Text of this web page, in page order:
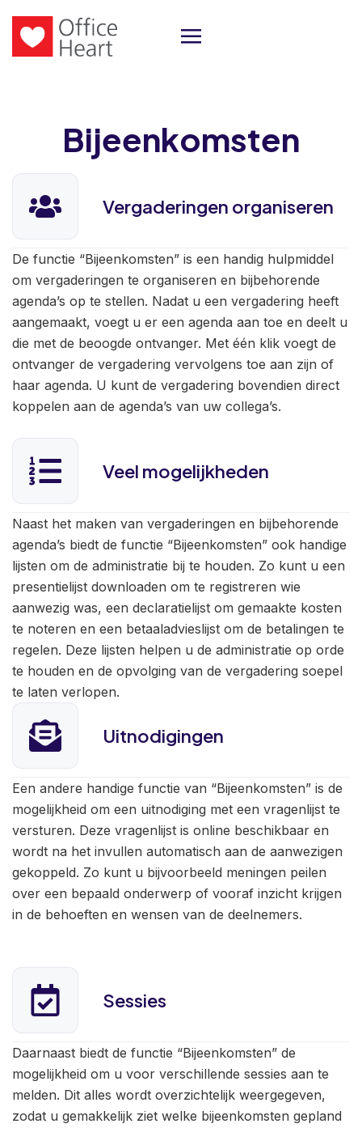
Bijeenkomsten
Vergaderingen organiseren
De functie “Bijeenkomsten” is een handig hulpmiddel
om vergaderingen te organiseren en bijbehorende
agenda’s op te stellen. Nadat u een vergadering heeft
aangemaakt, voegt u er een agenda aan toe en deelt u
die met de beoogde ontvanger. Met één klik voegt de
ontvanger de vergadering vervolgens toe aan zijn of
haar agenda. U kunt de vergadering bovendien direct
koppelen aan de agenda’s van uw collega’s.
Veel mogelijkheden
Naast het maken van vergaderingen en bijbehorende
agenda’s biedt de functie “Bijeenkomsten” ook handige
lijsten om de administratie bij te houden. Zo kunt u een
presentielijst downloaden om te registreren wie
aanwezig was, een declaratielijst om gemaakte kosten
te noteren en een betaaladvieslijst om de betalingen te
regelen. Deze lijsten helpen u de administratie op orde
te houden en de opvolging van de vergadering soepel
te laten verlopen.
Uitnodigingen
Een andere handige functie van “Bijeenkomsten” is de
mogelijkheid om een uitnodiging met een vragenlijst te
versturen. Deze vragenlijst is online beschikbaar en
wordt na het invullen automatisch aan de aanwezigen
gekoppeld. Zo kunt u bijvoorbeeld meningen peilen
over een bepaald onderwerp of vooraf inzicht krijgen
in de behoeften en wensen van de deelnemers.
Sessies
Daarnaast biedt de functie “Bijeenkomsten” de
mogelijkheid om u voor verschillende sessies aan te
melden. Dit alles wordt overzichtelijk weergegeven,
zodat u gemakkelijk ziet welke bijeenkomsten gepland